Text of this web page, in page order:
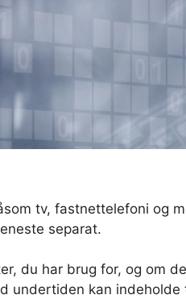
tv, fastnettelefoni og
separat.
du har brug for, og om
undertiden kan indeholde